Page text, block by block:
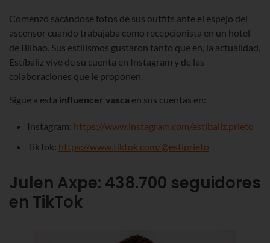
Comenzó sacándose fotos de sus outfits ante el espejo del
ascensor cuando trabajaba como recepcionista en un hotel
de Bilbao. Sus estilismos gustaron tanto que en, la actualidad,
Estíbaliz vive de su cuenta en Instagram y de las
colaboraciones que le proponen.
Sigue a esta influencer vasca en sus cuentas en:
Instagram: https://www.instagram.com/estibaliz.prieto
TikTok: https://www.tiktok.com/@estiprieto
Julen Axpe: 438.700 seguidores
en TikTok